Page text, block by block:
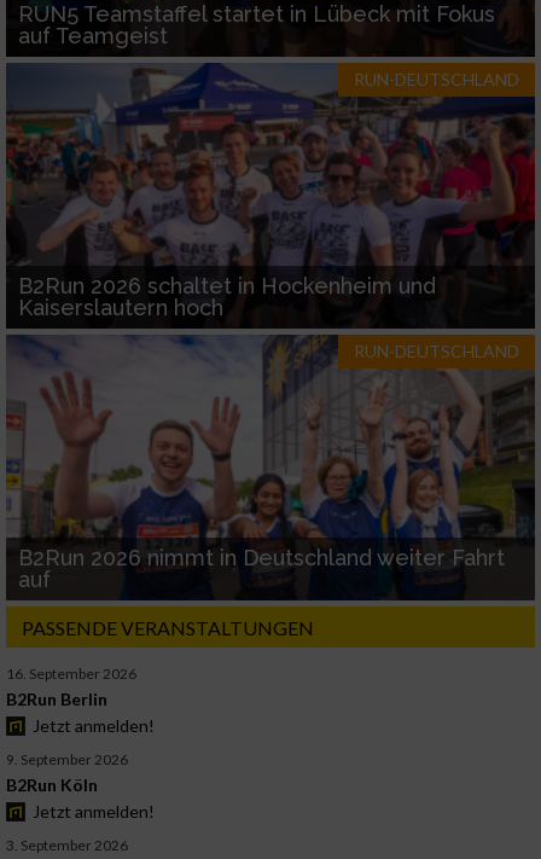
RUN5 Teamstaffel startet in Lübeck mit Fokus
auf Teamgeist
RUN-DEUTSCHLAND
B2Run 2026 schaltet in Hockenheim und
Kaiserslautern hoch
RUN-DEUTSCHLAND
B2Run 2026 nimmt in Deutschland weiter Fahrt
auf
PASSENDE VERANSTALTUNGEN
16. September 2026
B2Run Berlin
Jetzt anmelden!
9. September 2026
B2Run Köln
Jetzt anmelden!
3. September 2026